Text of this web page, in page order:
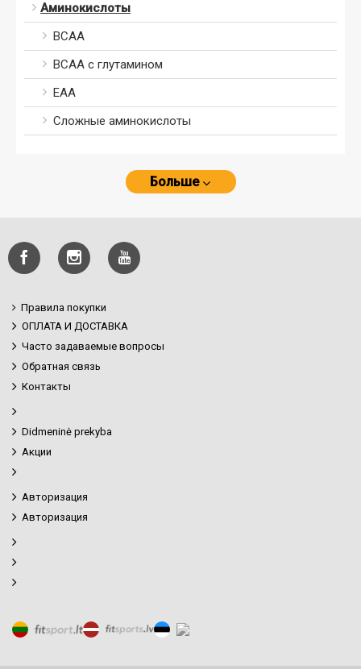
Аминокислоты
BCAA
BCAA с глутамином
ЕАА
Сложные аминокислоты
Больше
Правила покупки
ОПЛАТА И ДОСТАВКА
Часто задаваемые вопросы
Обратная связь
Контакты
Didmeninė prekyba
Акции
Авторизация
Авторизация